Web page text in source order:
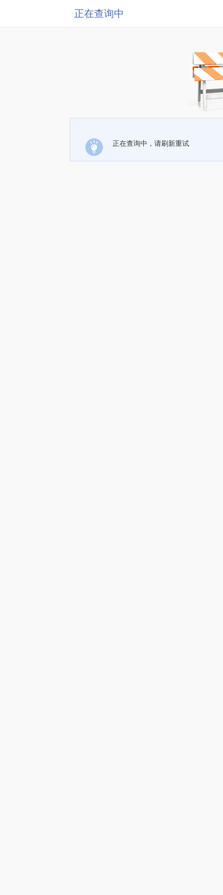
正在查询中
正在查询中，请刷新重试